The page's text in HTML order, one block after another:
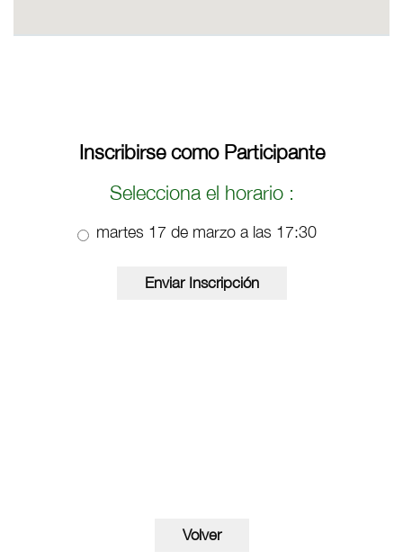
Inscribirse como Participante
Selecciona el horario :
martes 17 de marzo a las 17:30